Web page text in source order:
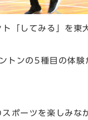
「してみる」を東
トンの5種目の体験
ポーツを楽しみな